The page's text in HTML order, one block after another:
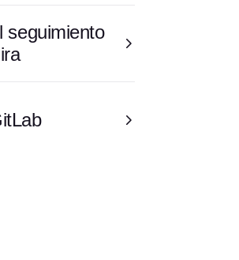
seguimiento